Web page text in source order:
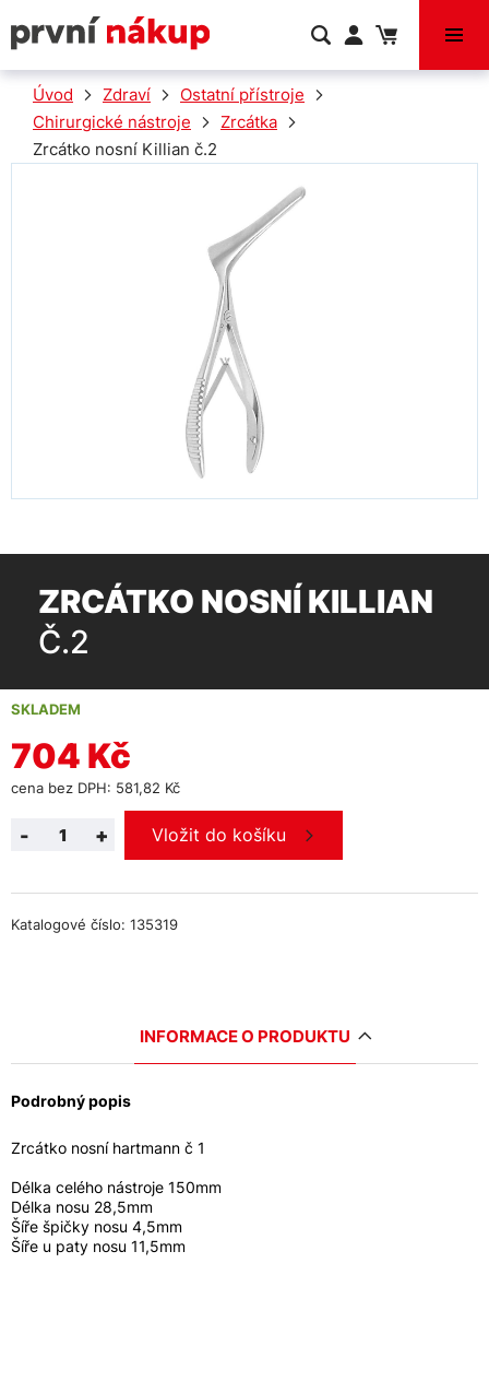
VÝPRODEJ
Úvod Zdraví
Ostatní přístroje
Chirurgické nástroje
Zrcátka
Zrcátko nosní Killian č.2
ZRCÁTKO NOSNÍ KILLIAN
Č.2
SKLADEM
704 Kč
cena bez DPH: 581,82 Kč
+
- Vložit do košíku
Katalogové číslo: 135319
INFORMACE O PRODUKTU
Podrobný popis
Zrcátko nosní hartmann č 1
Délka celého nástroje 150mm
Délka nosu 28,5mm
Šíře špičky nosu 4,5mm
Šíře u paty nosu 11,5mm